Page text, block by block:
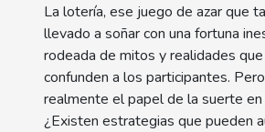
La lotería, ese juego de azar que
llevado a soñar con una fortuna
rodeada de mitos y realidades
confunden a los participantes.
realmente el papel de la suerte
¿Existen estrategias que pueden